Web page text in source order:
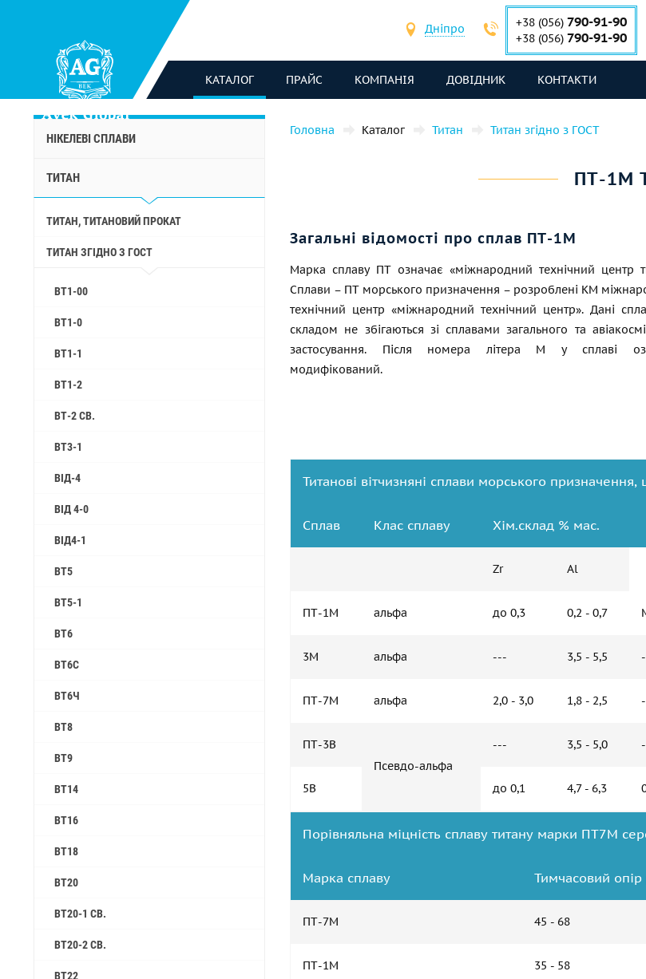
Дніпро +38 (056) 790-91-90
+38 (056) 790-91-90
КАТАЛОГ ПРАЙС КОМПАНІЯ ДОВІДНИК КОНТАКТИ
НІКЕЛЕВІ СПЛАВИ
ТИТАН
ТИТАН, ТИТАНОВИЙ ПРОКАТ
ТИТАН ЗГІДНО З ГОСТ
ВТ1-00
ВТ1-0
ВТ1-1
ВТ1-2
ВТ-2 СВ.
ВТ3-1
ВІД-4
ВІД 4-0
ВІД4-1
ВТ5
ВТ5-1
ВТ6
ВТ6С
ВТ6Ч
ВТ8
ВТ9
ВТ14
ВТ16
ВТ18
ВТ20
ВТ20-1 СВ.
ВТ20-2 СВ.
ВТ22
Головна Каталог Титан Титан згідно з ГОСТ
ПТ-1М
Загальні відомості про сплав ПТ-1М
Марка сплаву ПТ означає «міжнародний технічний центр
Сплави – ПТ морського призначення – розроблені КМ
технічний центр «міжнародний технічний центр». Дані
складом не збігаються зі сплавами загального та
застосування. Після номера літера М у сплаві
модифікований.
Титанові вітчизняні сплави морського
Сплав Клас сплаву Хім.склад % мас.
Zr Al
ПТ-1М альфа до 0,3 0,2 - 0,7
3М альфа --- 3,5 - 5,5
ПТ-7М альфа 2,0 - 3,0 1,8 - 2,5
ПТ-3В
Псевдо-альфа
--- 3,5 - 5,0
5В до 0,1 4,7 - 6,3
Порівняльна міцність сплаву титану марки ПТ7М
Марка сплаву Тимчасовий
ПТ-7М 45 - 68
ПТ-1М 35 - 58